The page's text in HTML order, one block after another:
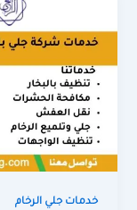
خدمات جلي الرخام